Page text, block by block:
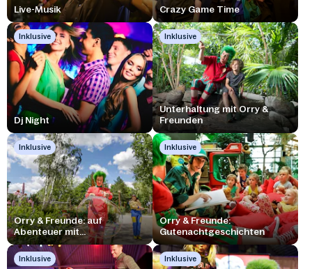
Live-Musik Crazy Game Time
Inklusive
Dj Night
Inklusive
Unterhaltung mit Orry &
Freunden
Inklusive
Orry & Freunde: auf
Abenteuer mit...
Inklusive
Orry & Freunde:
Gutenachtgeschichten
Inklusive Inklusive